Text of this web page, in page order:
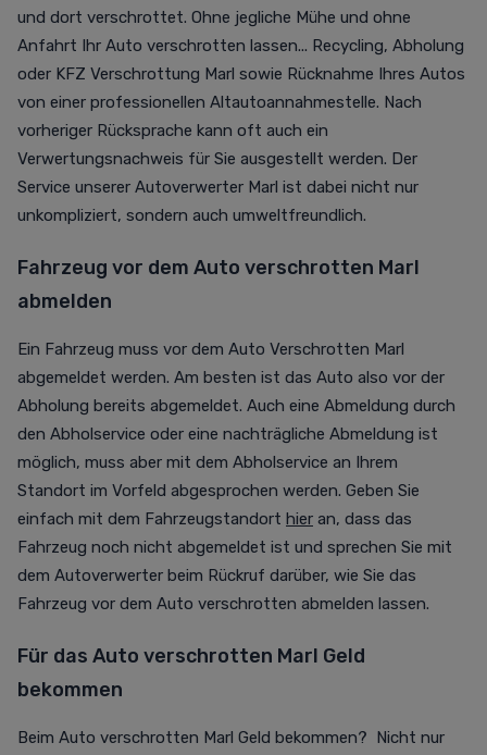
und dort verschrottet. Ohne jegliche Mühe und ohne
Anfahrt Ihr Auto verschrotten lassen... Recycling, Abholung
oder KFZ Verschrottung Marl sowie Rücknahme Ihres Autos
von einer professionellen Altautoannahmestelle. Nach
vorheriger Rücksprache kann oft auch ein
Verwertungsnachweis für Sie ausgestellt werden. Der
Service unserer Autoverwerter Marl ist dabei nicht nur
unkompliziert, sondern auch umweltfreundlich.
Fahrzeug vor dem Auto verschrotten Marl
abmelden
Ein Fahrzeug muss vor dem Auto Verschrotten Marl
abgemeldet werden. Am besten ist das Auto also vor der
Abholung bereits abgemeldet. Auch eine Abmeldung durch
den Abholservice oder eine nachträgliche Abmeldung ist
möglich, muss aber mit dem Abholservice an Ihrem
Standort im Vorfeld abgesprochen werden. Geben Sie
einfach mit dem Fahrzeugstandort hier an, dass das
Fahrzeug noch nicht abgemeldet ist und sprechen Sie mit
dem Autoverwerter beim Rückruf darüber, wie Sie das
Fahrzeug vor dem Auto verschrotten abmelden lassen.
Für das Auto verschrotten Marl Geld
bekommen
Beim Auto verschrotten Marl Geld bekommen? Nicht nur